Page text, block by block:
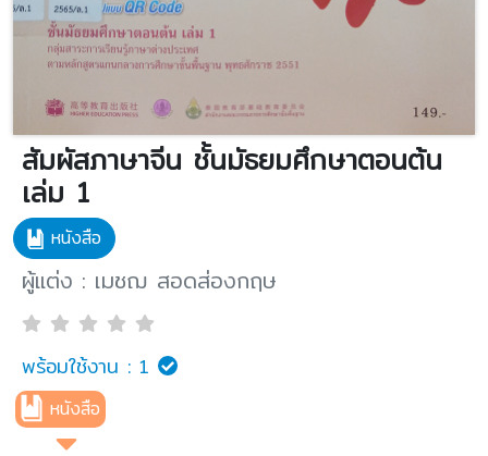
สัมผัสภาษาจีน ชั้นมัธยมศึกษาตอนต้น
เล่ม 1
หนังสือ
ผู้แต่ง : เมชฌ สอดส่องกฤษ
พร้อมใช้งาน : 1
หนังสือ